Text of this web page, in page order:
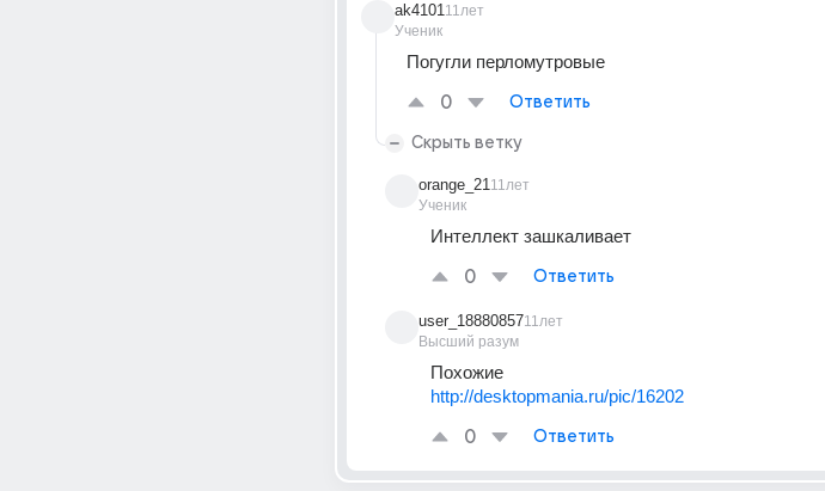
ak4101
Ученик
11лет
Погугли перломутровые
0 Ответить
Скрыть ветку
orange_21
Ученик
11лет
Интеллект зашкаливает
0 Ответить
user_18880857
Высший разум
11лет
Похожие
http://desktopmania.ru/pic/16202
0 Ответить